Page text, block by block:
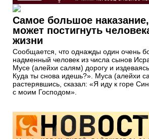
Самое большое
может постигнуть
жизни
Сообщается, что однажды один очень
надменный человек из числа сынов
Мусе (алейхи салям) дорогу и
Куда ты снова идешь?». Муса (алейхи
растерявшись, сказал: «Я иду к горе
с моим Господом».